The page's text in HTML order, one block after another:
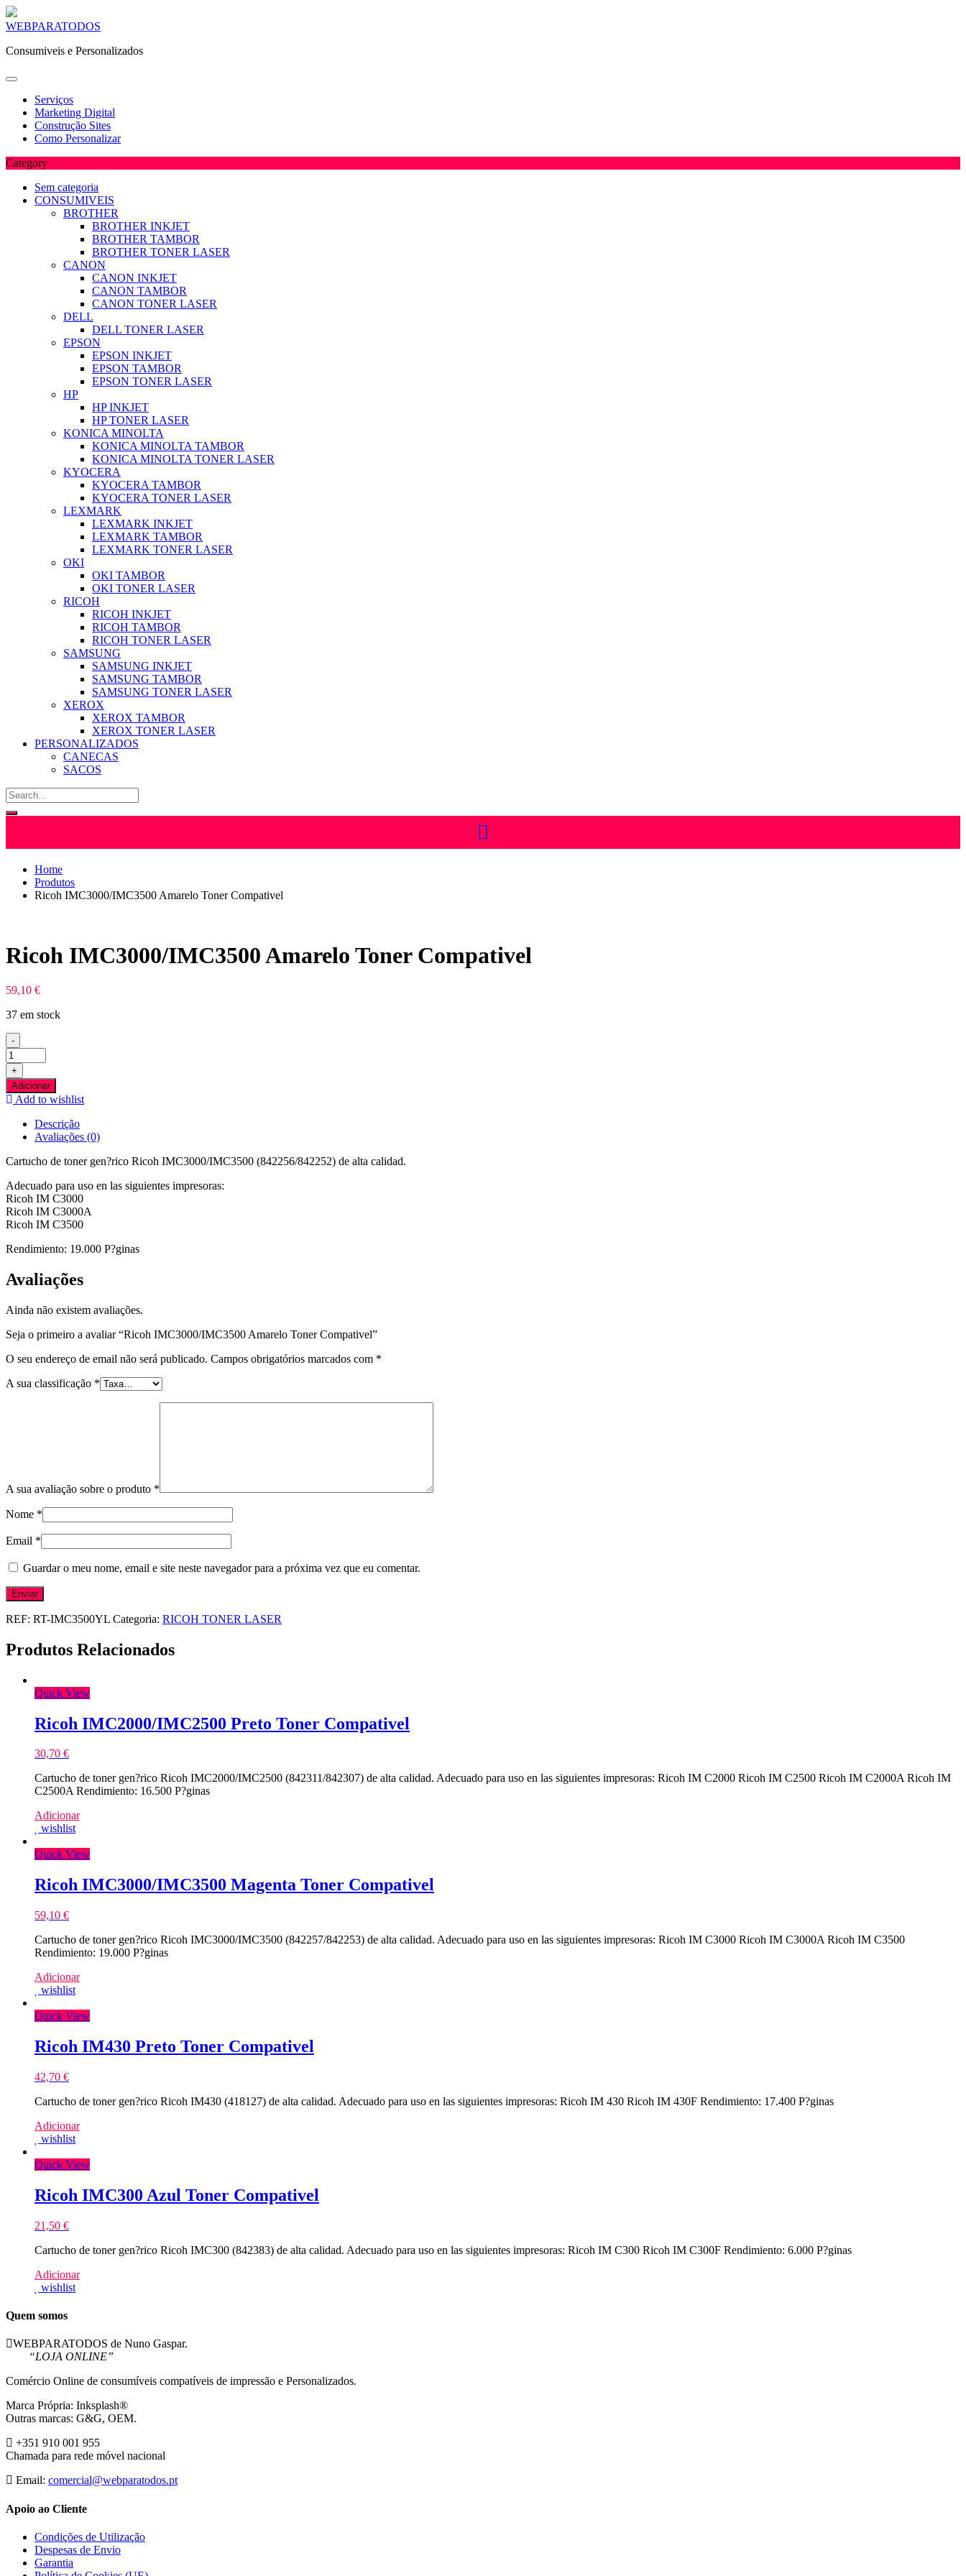
Skip
content
WEBPARATODOS
Consumiveis e Personalizados
Serviços
Marketing Digital
Construção Sites
Como Personalizar
Category
Sem categoria
CONSUMIVEIS
BROTHER
BROTHER INKJET
BROTHER TAMBOR
BROTHER TONER LASER
CANON
CANON INKJET
CANON TAMBOR
CANON TONER LASER
DELL
DELL TONER LASER
EPSON
EPSON INKJET
EPSON TAMBOR
EPSON TONER LASER
HP
HP INKJET
HP TONER LASER
KONICA MINOLTA
KONICA MINOLTA TAMBOR
KONICA MINOLTA TONER LASER
KYOCERA
KYOCERA TAMBOR
KYOCERA TONER LASER
LEXMARK
LEXMARK INKJET
LEXMARK TAMBOR
LEXMARK TONER LASER
OKI
OKI TAMBOR
OKI TONER LASER
RICOH
RICOH INKJET
RICOH TAMBOR
RICOH TONER LASER
SAMSUNG
SAMSUNG INKJET
SAMSUNG TAMBOR
SAMSUNG TONER LASER
XEROX
XEROX TAMBOR
XEROX TONER LASER
PERSONALIZADOS
CANECAS
SACOS
Home
Produtos
Ricoh IMC3000/IMC3500 Amarelo Toner Compativel
Ricoh IMC3000/IMC3500 Amarelo Toner Compativel
59,10 €
37 em stock
-
Quantidade
de
Ricoh
IMC3000/IMC3500
Amarelo
Compativel
+
Adicionar
Add to wishlist
Descrição
Avaliações (0)
Cartucho de toner gen?rico Ricoh IMC3000/IMC3500 (842256/842252) de alta calidad.
Adecuado para uso en las siguientes impresoras:
Ricoh IM C3000
Ricoh IM C3000A
Ricoh IM C3500
Rendimiento: 19.000 P?ginas
Avaliações
Ainda não existem avaliações.
Seja o primeiro a avaliar “Ricoh IMC3000/IMC3500 Amarelo Toner Compativel”
O seu endereço de email não será publicado. Campos obrigatórios marcados com *
A sua classificação *
A sua avaliação sobre o produto *
Nome *
Email *
Guardar o meu nome, email e site neste navegador para a próxima vez que eu comentar.
REF: RT-IMC3500YL Categoria: RICOH TONER LASER
Produtos Relacionados
Quick View
Ricoh IMC2000/IMC2500 Preto Toner Compativel
30,70 €
Cartucho de toner gen?rico Ricoh IMC2000/IMC2500 (842311/842307) de alta calidad. Adecuado para uso en las siguientes impresoras: Ricoh IM C2000 Ricoh IM C2500 Ricoh IM C2000A Ricoh IM
C2500A Rendimiento: 16.500 P?ginas
Adicionar
wishlist
Quick View
Ricoh IMC3000/IMC3500 Magenta Toner Compativel
59,10 €
Cartucho de toner gen?rico Ricoh IMC3000/IMC3500 (842257/842253) de alta calidad. Adecuado para uso en las siguientes impresoras: Ricoh IM C3000 Ricoh IM C3000A Ricoh IM C3500
Rendimiento: 19.000 P?ginas
Adicionar
wishlist
Quick View
Ricoh IM430 Preto Toner Compativel
42,70 €
Cartucho de toner gen?rico Ricoh IM430 (418127) de alta calidad. Adecuado para uso en las siguientes impresoras: Ricoh IM 430 Ricoh IM 430F Rendimiento: 17.400 P?ginas
Adicionar
wishlist
Quick View
Ricoh IMC300 Azul Toner Compativel
21,50 €
Cartucho de toner gen?rico Ricoh IMC300 (842383) de alta calidad. Adecuado para uso en las siguientes impresoras: Ricoh IM C300 Ricoh IM C300F Rendimiento: 6.000 P?ginas
Adicionar
wishlist
Quem somos
WEBPARATODOS de Nuno Gaspar.
“LOJA ONLINE”
Comércio Online de consumíveis compatíveis de impressão e Personalizados.
Marca Própria: Inksplash®
Outras marcas: G&G, OEM.
+351 910 001 955
Chamada para rede móvel nacional
Email: comercial@webparatodos.pt
Apoio ao Cliente
Condições de Utilização
Despesas de Envio
Garantia